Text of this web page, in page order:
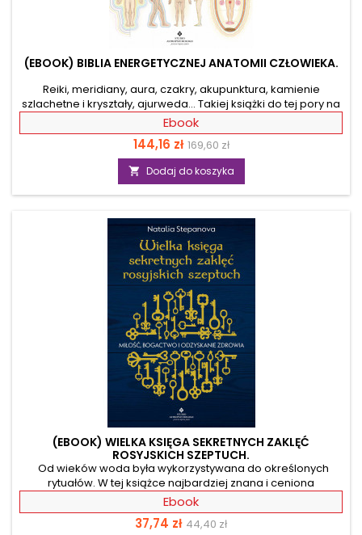
(EBOOK) BIBLIA ENERGETYCZNEJ ANATOMII CZŁOWIEKA.
Reiki, meridiany, aura, czakry, akupunktura, kamienie
szlachetne i kryształy, ajurweda… Takiej książki do tej pory na
rynku nie było! Ten niezwykle obszerny, wyczerpujący i
pięknie ilustrowany przewodnik po niewidzialnych energiach
ducha, psychiki i świadomości, pozwoli Ci zrozumieć ich
wpływ na każdy aspekt Twojego samopoczucia. Biblia
energetycznej anatomii człowieka to holistyczne
kompendium narzędzi i technik subtelnej energii oraz
Ebook
Cena
144,16 zł Cena
podstawowa
169,60 zł
 Dodaj do koszyka
(EBOOK) WIELKA KSIĘGA SEKRETNYCH ZAKLĘĆ
ROSYJSKICH SZEPTUCH.
Od wieków woda była wykorzystywana do określonych
rytuałów. W tej książce najbardziej znana i ceniona
szeptucha, Natalia Stepanova, dzieli się swoją
wielopokoleniową wiedzą i opisuje wiele rytuałów, które
wiążą się z zaklinaniem czy zamawianiem wody. To
Ebook
Cena
37,74 zł Cena
44,40 zł